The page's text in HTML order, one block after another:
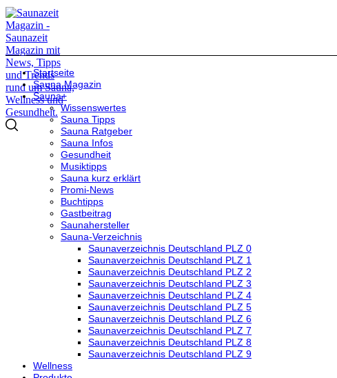
Startseite
Sauna Magazin
Sauna+
Wissenswertes
Sauna Tipps
Sauna Ratgeber
Sauna Infos
Gesundheit
Musiktipps
Sauna kurz erklärt
Promi-News
Buchtipps
Gastbeitrag
Saunahersteller
Sauna-Verzeichnis
Saunaverzeichnis Deutschland PLZ 0
Saunaverzeichnis Deutschland PLZ 1
Saunaverzeichnis Deutschland PLZ 2
Saunaverzeichnis Deutschland PLZ 3
Saunaverzeichnis Deutschland PLZ 4
Saunaverzeichnis Deutschland PLZ 5
Saunaverzeichnis Deutschland PLZ 6
Saunaverzeichnis Deutschland PLZ 7
Saunaverzeichnis Deutschland PLZ 8
Saunaverzeichnis Deutschland PLZ 9
Wellness